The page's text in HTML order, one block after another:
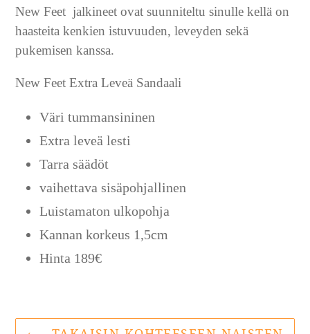
New Feet jalkineet ovat suunniteltu sinulle kellä on
haasteita kenkien istuvuuden, leveyden sekä
pukemisen kanssa.
New Feet Extra Leveä Sandaali
Väri tummansininen
Extra leveä lesti
Tarra säädöt
vaihettava sisäpohjallinen
Luistamaton ulkopohja
Kannan korkeus 1,5cm
Hinta 189€